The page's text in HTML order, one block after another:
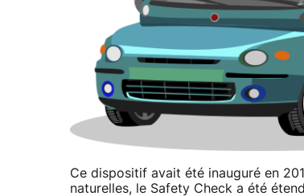
Ce dispositif avait été inauguré en
naturelles, le Safety Check a été